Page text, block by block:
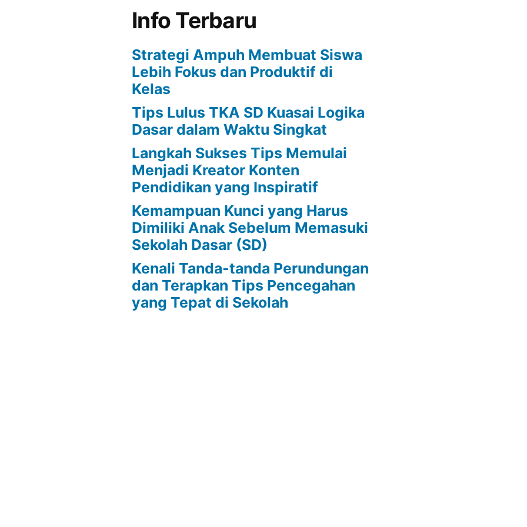
Info Terbaru
Strategi Ampuh Membuat Siswa
Lebih Fokus dan Produktif di
Kelas
Tips Lulus TKA SD Kuasai Logika
Dasar dalam Waktu Singkat
Langkah Sukses Tips Memulai
Menjadi Kreator Konten
Pendidikan yang Inspiratif
Kemampuan Kunci yang Harus
Dimiliki Anak Sebelum Memasuki
Sekolah Dasar (SD)
Kenali Tanda-tanda Perundungan
dan Terapkan Tips Pencegahan
yang Tepat di Sekolah